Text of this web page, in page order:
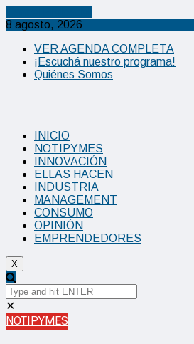
8 agosto, 2026
VER AGENDA COMPLETA
¡Escuchá nuestro programa!
Quiénes Somos
INICIO
NOTIPYMES
INNOVACIÓN
ELLAS HACEN
INDUSTRIA
MANAGEMENT
CONSUMO
OPINIÓN
EMPRENDEDORES
X
✕
NOTIPYMES